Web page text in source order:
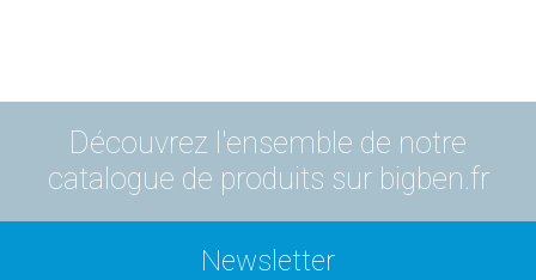
Découvrez l'ensemble de notre
catalogue de produits sur bigben.fr
Newsletter